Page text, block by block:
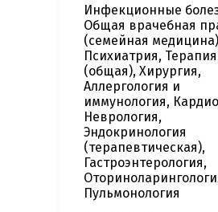
Инфекционные
Общая врачебная
(семейная
Психиатрия, Терапия
(общая), Хирургия,
Аллергология и
иммунология,
Неврология,
Эндокринология
(терапевтическая),
Гастроэнтерология,
Пульмонология